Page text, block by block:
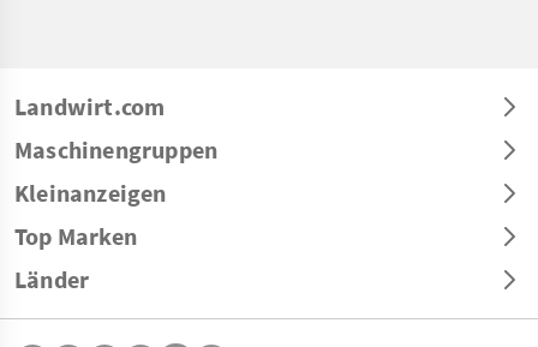
Landwirt.com
Maschinengruppen
Kleinanzeigen
Top Marken
Länder